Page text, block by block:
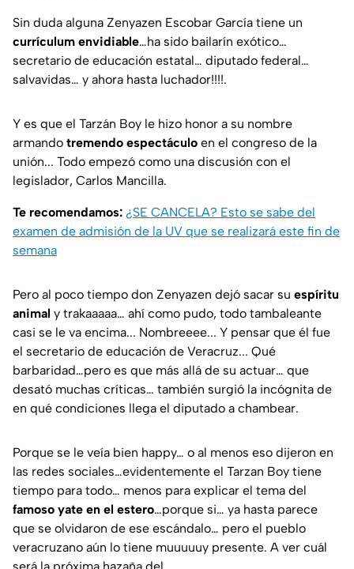
Sin duda alguna Zenyazen Escobar García tiene un
currículum envidiable…ha sido bailarín exótico…
secretario de educación estatal… diputado federal…
salvavidas… y ahora hasta luchador!!!!.
Y es que el Tarzán Boy le hizo honor a su nombre
armando tremendo espectáculo en el congreso de la
unión... Todo empezó como una discusión con el
legislador, Carlos Mancilla.
Te recomendamos: ¿SE CANCELA? Esto se sabe del
examen de admisión de la UV que se realizará este fin de
semana
Pero al poco tiempo don Zenyazen dejó sacar su espíritu
animal y trakaaaaa… ahí como pudo, todo tambaleante
casi se le va encima... Nombreeee... Y pensar que él fue
el secretario de educación de Veracruz... Qué
barbaridad…pero es que más allá de su actuar… que
desató muchas críticas… también surgió la incógnita de
en qué condiciones llega el diputado a chambear.
Porque se le veía bien happy… o al menos eso dijeron en
las redes sociales…evidentemente el Tarzan Boy tiene
tiempo para todo… menos para explicar el tema del
famoso yate en el estero…porque si… ya hasta parece
que se olvidaron de ese escándalo… pero el pueblo
veracruzano aún lo tiene muuuuuy presente. A ver cuál